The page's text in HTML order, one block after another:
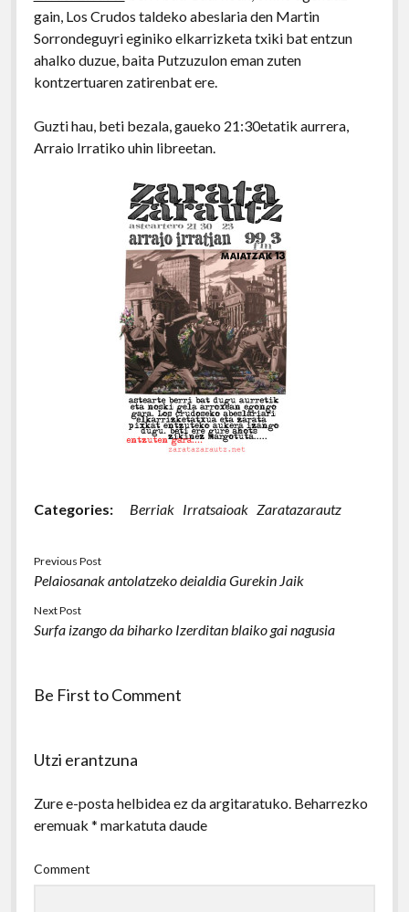
gain, Los Crudos taldeko abeslaria den Martin
Sorrondeguyri eginiko elkarrizketa txiki bat entzun
ahalko duzue, baita Putzuzulon eman zuten
kontzertuaren zatirenbat ere.
Guzti hau, beti bezala, gaueko 21:30etatik aurrera,
Arraio Irratiko uhin libreetan.
Categories: Berriak Irratsaioak Zaratazarautz
Previous Post
Pelaiosanak antolatzeko deialdia Gurekin Jaik
Next Post
Surfa izango da biharko Izerditan blaiko gai nagusia
Be First to Comment
Utzi erantzuna
Zure e-posta helbidea ez da argitaratuko. Beharrezko
eremuak * markatuta daude
Comment